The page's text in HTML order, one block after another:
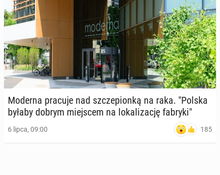
Moderna pracuje nad szcze­pion­ką na raka. "Polska
byłaby dobrym miej­scem na lo­ka­li­za­cję fabryki"
6 lipca, 09:00 185